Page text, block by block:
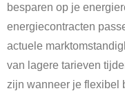
besparen op je
energiecontracten
actuele
van lagere tarieven
zijn wanneer je flexibel